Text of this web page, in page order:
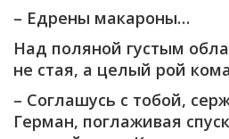
– Едрены макароны…
Над поляной густым
не стая, а целый рой
– Соглашусь с тобой,
Герман, поглаживая